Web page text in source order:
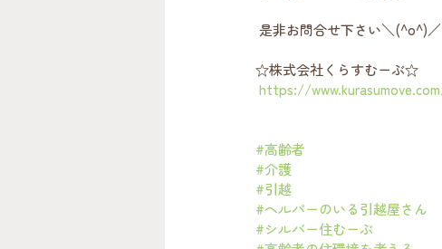
是非お問合せ下さい＼(^o^)
☆株式会社くらすむーぶ☆
https://
#高齢者
#介護
#引越
#ヘルパーのいる引越屋さん
#シルバー住むーぶ